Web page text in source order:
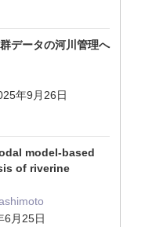
データの河川管理へ
年9月26日
model-based
of riverine
6月25日